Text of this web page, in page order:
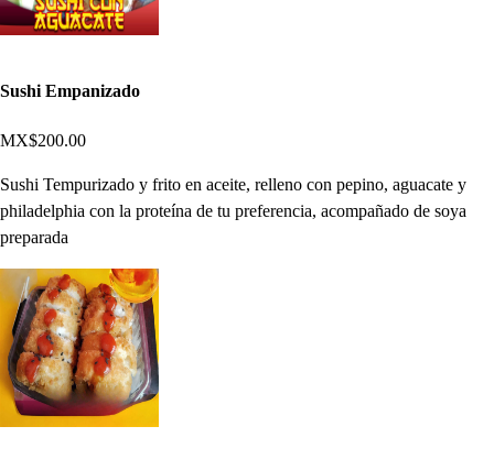
Sushi Empanizado
MX$200.00
Sushi Tempurizado y frito en aceite, relleno con pepino, aguacate y
philadelphia con la proteína de tu preferencia, acompañado de soya
preparada